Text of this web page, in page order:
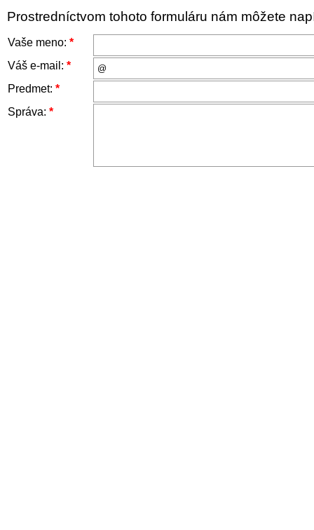
Prostredníctvom tohoto formuláru nám môžete
Vaše meno: *
Váš e-mail: *
Predmet: *
Správa: *